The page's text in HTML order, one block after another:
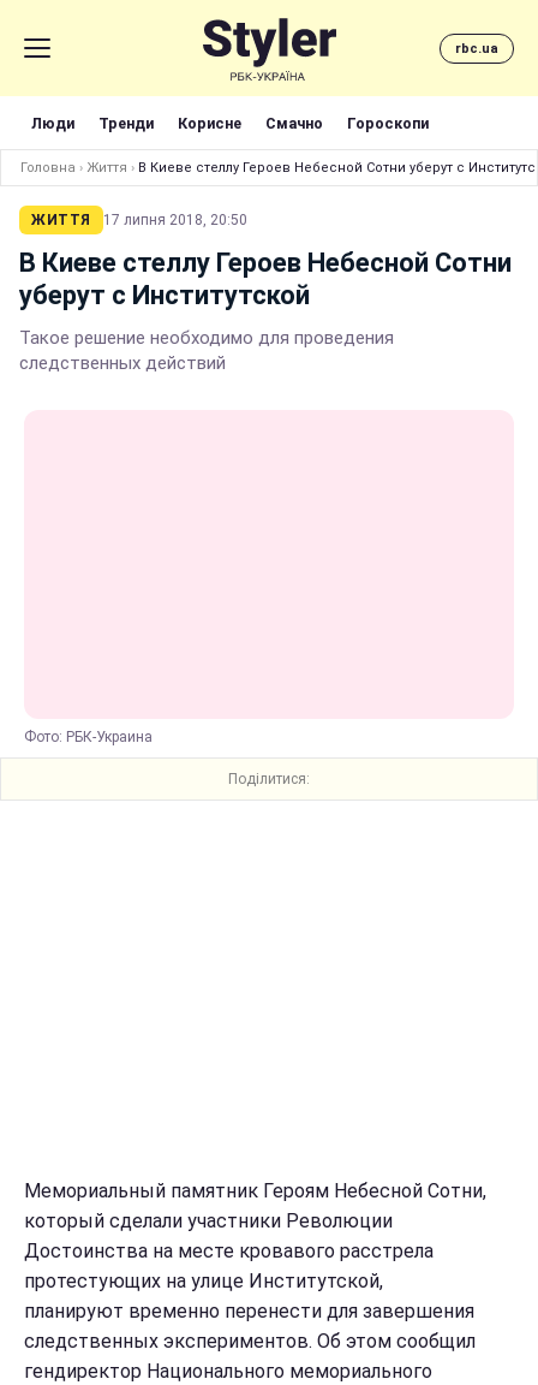
rbc.ua
Люди Тренди Корисне Смачно Гороскопи
Головна › Життя › В Киеве стеллу Героев Небесной Сотни уберут с
ЖИТТЯ 17 липня 2018, 20:50
В Киеве стеллу Героев Небесной Сотни
уберут с Институтской
Такое решение необходимо для проведения
следственных действий
Фото: РБК-Украина
Поділитися:
Мемориальный памятник Героям Небесной Сотни,
который сделали участники Революции
Достоинства на месте кровавого расстрела
протестующих на улице Институтской,
планируют временно перенести для завершения
следственных экспериментов. Об этом сообщил
гендиректор Национального мемориального